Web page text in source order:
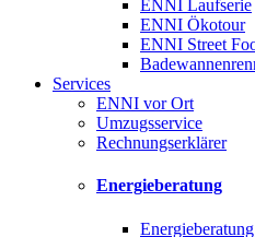
ENNI Laufserie
ENNI Ökotour
ENNI Street
Services
ENNI vor Ort
Umzugsservice
Rechnungserklärer
Energieberatung